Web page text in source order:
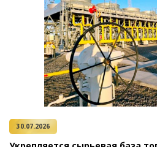
30.07.2026